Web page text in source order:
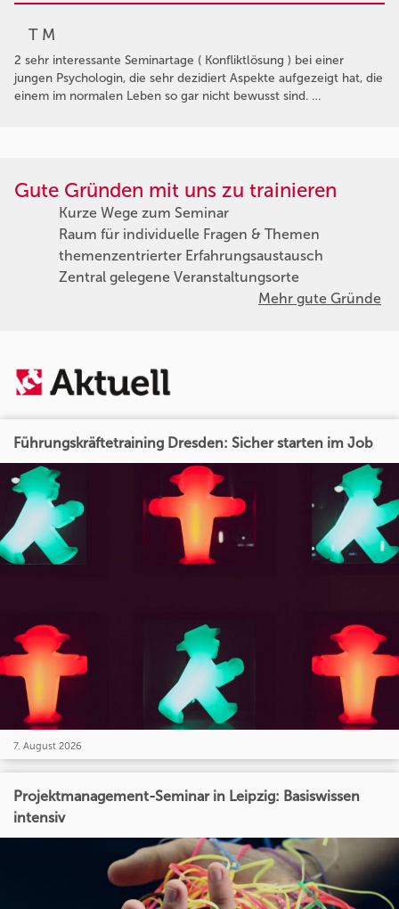
T M
2 sehr interessante Seminartage ( Konfliktlösung ) bei einer
jungen Psychologin, die sehr dezidiert Aspekte aufgezeigt hat, die
einem im normalen Leben so gar nicht bewusst sind. …
Gute Gründen mit uns zu trainieren
Kurze Wege zum Seminar
Raum für individuelle Fragen & Themen
themenzentrierter Erfahrungsaustausch
Zentral gelegene Veranstaltungsorte
Mehr gute Gründe
Führungskräftetraining Dresden: Sicher starten im Job
7. August 2026
Projektmanagement-Seminar in Leipzig: Basiswissen
intensiv